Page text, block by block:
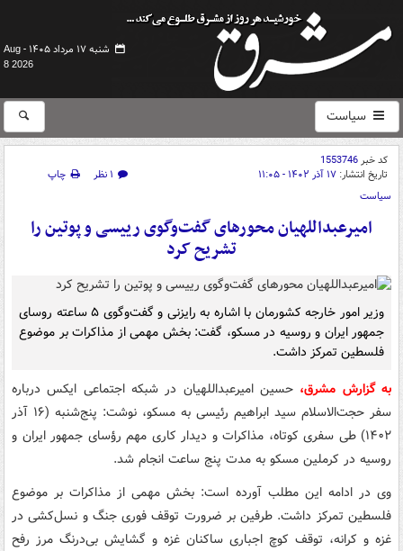
شنبه ۱۷ مرداد ۱۴۰۵ -
Aug
8 2026
سیاست
کد خبر1553746
تاریخ انتشار: ۱۷ آذر ۱۴۰۲ - ۱۱:۰۵ ۱ نظر
چاپ
سیاست
امیرعبداللهیان محورهای گفت‌وگوی رییسی و پوتین را
تشریح کرد
وزیر امور خارجه کشورمان با اشاره به رایزنی و گفت‌وگوی ۵ ساعته روسای
جمهور ایران و روسیه در مسکو، گفت: بخش مهمی از مذاکرات بر موضوع
فلسطین تمرکز داشت.
به گزارش مشرق، حسین امیرعبداللهیان در شبکه اجتماعی ایکس درباره
سفر حجت‌الاسلام سید ابراهیم رئیسی به مسکو، نوشت: ‏پنج‌شنبه (۱۶ آذر
۱۴۰۲) طی سفری کوتاه، مذاکرات و دیدار کاری مهم رؤسای جمهور ایران و
روسیه در کرملین مسکو به مدت پنج ساعت انجام شد.
وی در ادامه این مطلب آورده است: بخش مهمی از مذاکرات بر موضوع
فلسطین تمرکز داشت. طرفین بر ضرورت توقف فوری جنگ و نسل‌کشی در
غزه و کرانه، توقف کوچ اجباری ساکنان غزه و گشایش بی‌درنگ مرز رفح